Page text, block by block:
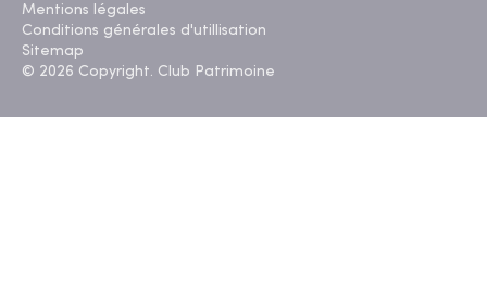
Mentions légales
Conditions générales d'utillisation
Sitemap
© 2026 Copyright. Club Patrimoine